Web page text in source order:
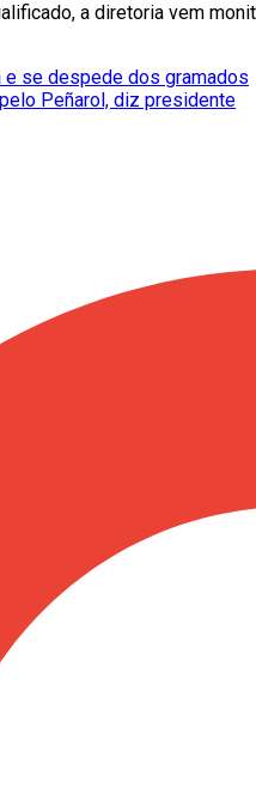
a diretoria vem
e se despede dos gramados
Peñarol, diz presidente